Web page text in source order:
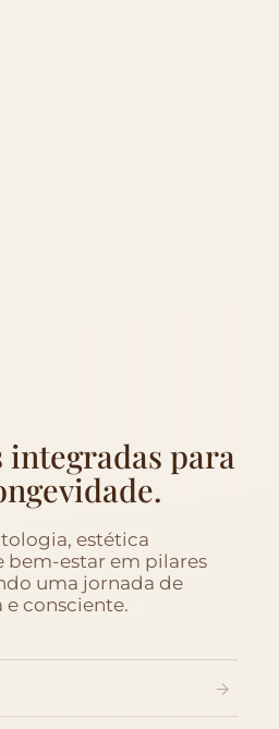
integradas para
estética
bem-estar em pilares
uma jornada de
consciente.